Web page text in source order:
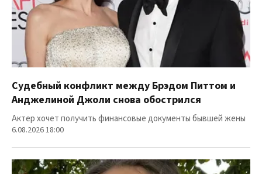
Судебный конфликт между Брэдом Питтом и
Анджелиной Джоли снова обострился
Актер хочет получить финансовые документы бывшей жены
6.08.2026 18:00